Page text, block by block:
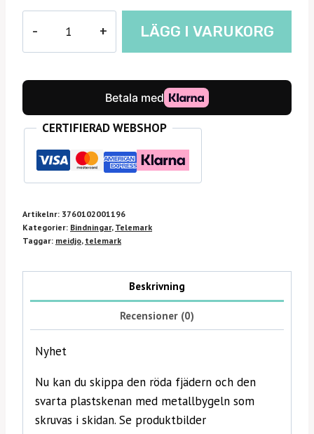
casing"
kit
LÄGG I VARUKORG
CERTIFIERAD WEBSHOP
Artikelnr: 3760102001196
Kategorier: Bindningar, Telemark
Taggar: meidjo, telemark
Beskrivning
Recensioner (0)
Nyhet
Nu kan du skippa den röda fjädern och den
svarta plastskenan med metallbygeln som
skruvas i skidan. Se produktbilder